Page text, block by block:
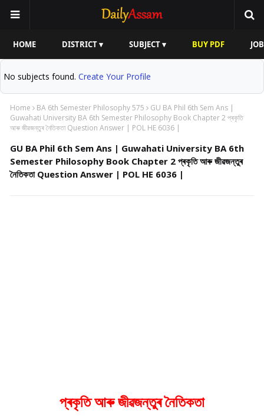
HOME DISTRICT ▾ SUBJECT ▾ BUY PDF
No subjects found. Create Your Profile
Home BA 6th Semester Philosophy 575
GU BA Phil 6th Sem Ans |
Guwahati University BA 6th Semester Philosophy Book Chapter 2 প্ৰকৃতি
আৰু জীৱজন্তুৰ নৈতিকতা Question Answer | POL HE 6036 |
GU BA Phil 6th Sem Ans | Guwahati University BA 6th
Semester Philosophy Book Chapter 2 প্ৰকৃতি আৰু জীৱজন্তুৰ
নৈতিকতা Question Answer | POL HE 6036 |
প্ৰকৃতি আৰু জীৱজন্তুৰ নৈতিকতা